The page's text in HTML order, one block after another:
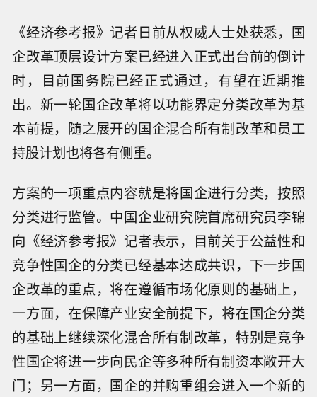
《经济参考报》记者日前从权威人士处获悉，国
企改革顶层设计方案已经进入正式出台前的倒计
时，目前国务院已经正式通过，有望在近期推
出。新一轮国企改革将以功能界定分类改革为基
本前提，随之展开的国企混合所有制改革和员工
持股计划也将各有侧重。
方案的一项重点内容就是将国企进行分类，按照
分类进行监管。中国企业研究院首席研究员李锦
向《经济参考报》记者表示，目前关于公益性和
竞争性国企的分类已经基本达成共识，下一步国
企改革的重点，将在遵循市场化原则的基础上，
一方面，在保障产业安全前提下，将在国企分类
的基础上继续深化混合所有制改革，特别是竞争
性国企将进一步向民企等多种所有制资本敞开大
门；另一方面，国企的并购重组会进入一个新的